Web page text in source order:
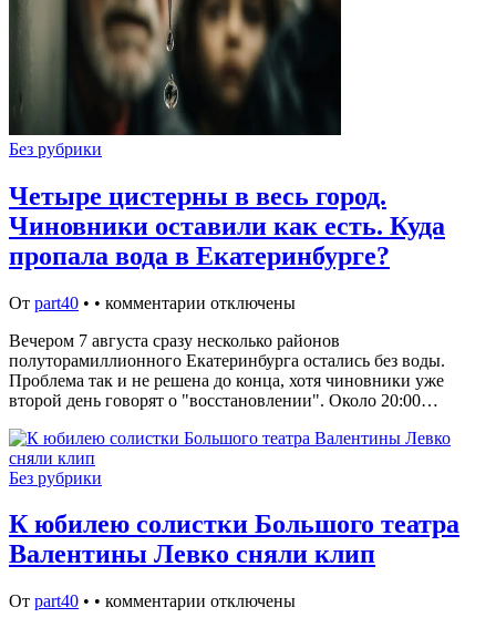
Без рубрики
Четыре цистерны в весь город.
Чиновники оставили как есть. Куда
пропала вода в Екатеринбурге?
От part40 • • комментарии отключены
Вечером 7 августа сразу несколько районов
полуторамиллионного Екатеринбурга остались без воды.
Проблема так и не решена до конца, хотя чиновники уже
второй день говорят о "восстановлении". Около 20:00…
Без рубрики
К юбилею солистки Большого театра
Валентины Левко сняли клип
От part40 • • комментарии отключены